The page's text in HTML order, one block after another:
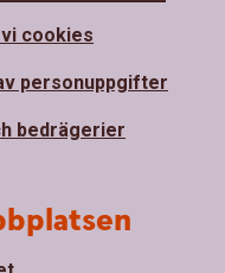
cookies
personuppgifter
bedrägerier